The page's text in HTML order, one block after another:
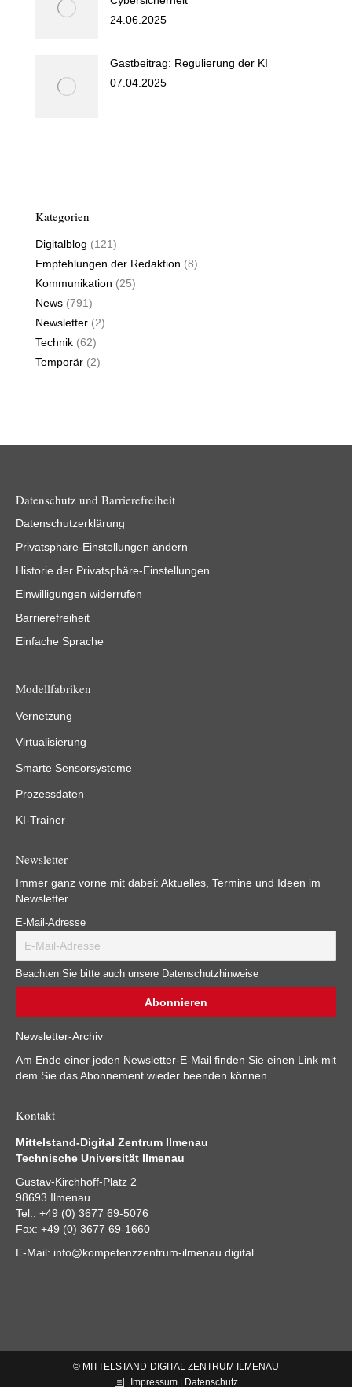
24.06.2025
Gastbeitrag: Regulierung der KI
07.04.2025
Kategorien
Digitalblog (121)
Empfehlungen der Redaktion (8)
Kommunikation (25)
News (791)
Newsletter (2)
Technik (62)
Temporär (2)
Datenschutz und Barrierefreiheit
Datenschutzerklärung
Privatsphäre-Einstellungen ändern
Historie der Privatsphäre-Einstellungen
Einwilligungen widerrufen
Barrierefreiheit
Einfache Sprache
Modellfabriken
Vernetzung
Virtualisierung
Smarte Sensorsysteme
Prozessdaten
KI-Trainer
Newsletter
Immer ganz vorne mit dabei: Aktuelles, Termine und Ideen im
Newsletter
E-Mail-Adresse
Beachten Sie bitte auch unsere Datenschutzhinweise
Newsletter-Archiv
Am Ende einer jeden Newsletter-E-Mail finden Sie einen Link mit
dem Sie das Abonnement wieder beenden können.
Kontakt
Mittelstand-Digital Zentrum Ilmenau
Technische Universität Ilmenau
Gustav-Kirchhoff-Platz 2
98693 Ilmenau
Tel.: +49 (0) 3677 69-5076
Fax: +49 (0) 3677 69-1660
E-Mail: info@kompetenzzentrum-ilmenau.digital
© MITTELSTAND-DIGITAL ZENTRUM ILMENAU
Impressum | Datenschutz